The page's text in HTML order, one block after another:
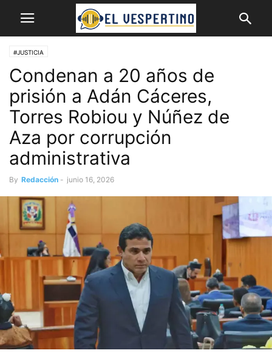
#JUSTICIA
Condenan a 20 años de
prisión a Adán Cáceres,
Torres Robiou y Núñez de
Aza por corrupción
administrativa
By Redacción - junio 16, 2026